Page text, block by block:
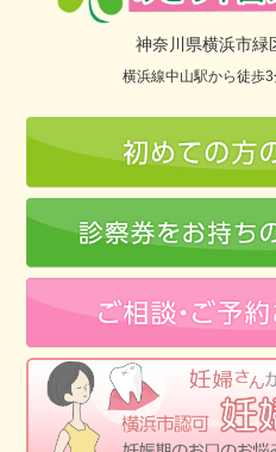
神奈川県横浜市緑
横浜線中山駅から徒